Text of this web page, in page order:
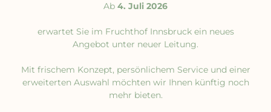
Ab 4. Juli 2026
erwartet Sie im Fruchthof Innsbruck ein neues
Angebot unter neuer Leitung.
Mit frischem Konzept, persönlichem Service und einer
erweiterten Auswahl möchten wir Ihnen künftig noch
mehr bieten.